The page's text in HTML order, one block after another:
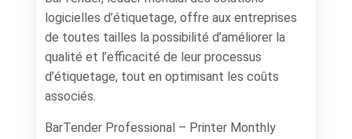
logicielles d’étiquetage, offre aux entreprises
de toutes tailles la possibilité d’améliorer la
qualité et l’efficacité de leur processus
d’étiquetage, tout en optimisant les coûts
associés.
BarTender Professional – Printer Monthly